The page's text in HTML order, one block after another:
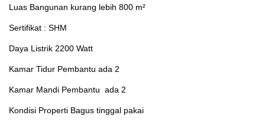
Luas Bangunan kurang lebih 800 m²
Sertifikat : SHM
Daya Listrik 2200 Watt
Kamar Tidur Pembantu ada 2
Kamar Mandi Pembantu ada 2
Kondisi Properti Bagus tinggal pakai